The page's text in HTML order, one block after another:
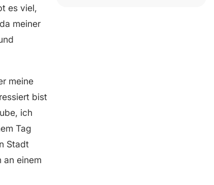
es viel,
meiner
meine
bist
ich
Tag
Stadt
an einem